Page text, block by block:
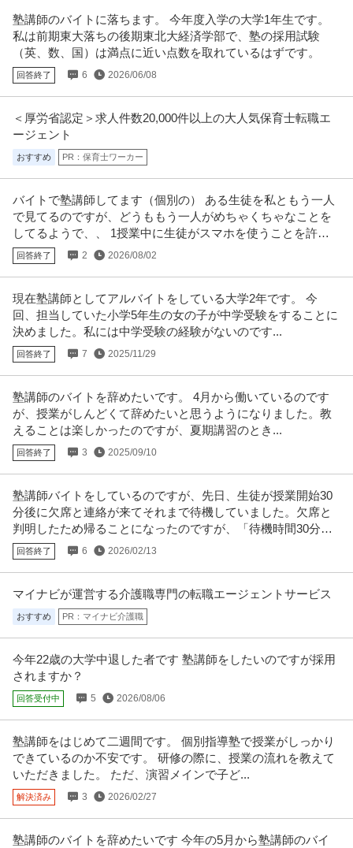
科専任制／教室運営業務なし（分業制）／年間休日120日／Uター
ン・Iターン歓迎／入社時期相談可能
未経験OK 研修あり U・IターンOK
【職種】専門職＞講師・トレーナー 【業種】その他（教育・官公庁）など＞
教育 ※会員属性などに応じ、…続きを見る
個別指導塾の講師／理系大学生大歓迎っ塾講師デビュー／「1コマ
80分2350円」シフトご相談柔軟に！
代々木個別指導学院
パート・アルバイト 未経験OK
前期の履修登録後にシフト変更
…続きを見る
提供：エンゲージ
店舗管理・店舗運営 ／ 「関東／教室運営職」土日連休取得可／年
休125日／転職者の8割は異業職種出身／独自のシステムを活用し
た教室運営で再現性を持ち活躍できます
年収400万円〜600万円
【職種】サービス＞店舗管理・店舗運営 【業種】その他（教育・官公庁）な
ど＞教育 ※会員属性などに応 …続きを見る
この条件の求人をもっと見る
塾講師のバイトに落ちます。 今年度入学の大学1年生です。
私は前期東大落ちの後期東北大経済学部で、塾の採用試験
（英、数、国）は満点に近い点数を取れているはずです。
回答終了 6 2026/06/08
＜厚労省認定＞求人件数20,000件以上の大人気保育士転職エ
ージェント
おすすめ PR：保育士ワーカー
バイトで塾講師してます（個別の） ある生徒を私ともう一人
で見てるのですが、どうももう一人がめちゃくちゃなことを
してるようで、、 1授業中に生徒がスマホを使うことを許可
してる
回答終了 2 2026/08/02
現在塾講師としてアルバイトをしている大学2年です。 今
回、担当していた小学5年生の女の子が中学受験をすることに
決めました。私には中学受験の経験がないのです...
回答終了 7 2025/11/29
塾講師のバイトを辞めたいです。 4月から働いているのです
が、授業がしんどくて辞めたいと思うようになりました。教
えることは楽しかったのですが、夏期講習のとき...
回答終了 3 2025/09/10
塾講師バイトをしているのですが、先日、生徒が授業開始30
分後に欠席と連絡が来てそれまで待機していました。欠席と
判明したため帰ることになったのですが、「待機時間30分の
給料を付けられませんか？
回答終了 6 2026/02/13
マイナビが運営する介護職専門の転職エージェントサービス
おすすめ PR：マイナビ介護職
今年22歳の大学中退した者です 塾講師をしたいのですが採用
されますか？
回答受付中 5 2026/08/06
塾講師をはじめて二週間です。 個別指導塾で授業がしっかり
できているのか不安です。 研修の際に、授業の流れを教えて
いただきました。 ただ、演習メインで子ど...
解決済み 3 2026/02/27
塾講師のバイトを辞めたいです 今年の5月から塾講師のバイ